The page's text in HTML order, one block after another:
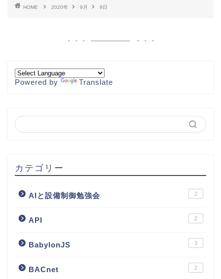
HOME 2020年 9月 9日
Powered by Translate
カテゴリー
AIと設備制御勉強会 2
API 2
BabylonJS 3
BACnet 2